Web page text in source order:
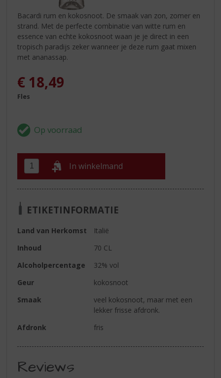
Bacardi rum en kokosnoot. De smaak van zon, zomer en
strand. Met de perfecte combinatie van witte rum en
essence van echte kokosnoot waan je je direct in een
tropisch paradijs zeker wanneer je deze rum gaat mixen
met ananassap.
€ 18,49
Fles
In winkelmand
ETIKETINFORMATIE
Land van Herkomst
Italië
Inhoud
70 CL
Alcoholpercentage
32% vol
Geur
kokosnoot
Smaak
veel kokosnoot, maar met een
lekker frisse afdronk.
Afdronk
fris
Reviews